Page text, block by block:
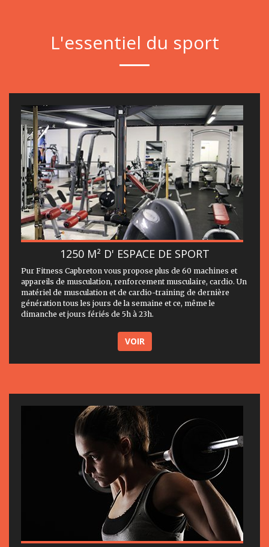
L'essentiel du sport
1250 M² D' ESPACE DE SPORT
Pur Fitness Capbreton vous propose plus de 60 machines et
appareils de musculation, renforcement musculaire, cardio. Un
matériel de musculation et de cardio-training de dernière
génération tous les jours de la semaine et ce, même le
dimanche et jours fériés de 5h à 23h.
VOIR